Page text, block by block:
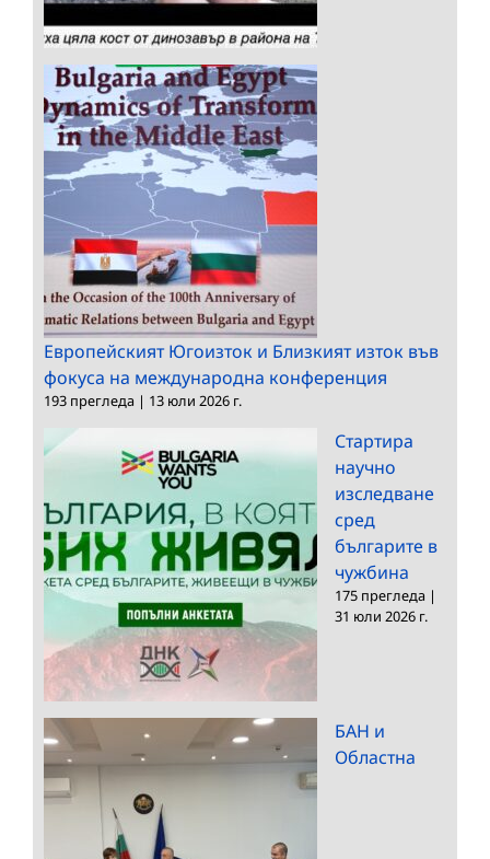
Европейският Югоизток и Близкият изток във
фокуса на международна конференция
193 прегледа | 13 юли 2026 г.
Стартира
научно
изследване
сред
българите в
чужбина
175 прегледа |
31 юли 2026 г.
БАН и
Областна